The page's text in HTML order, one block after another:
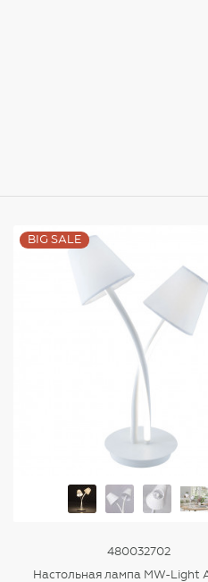
BIG SALE
480032702
Настольная лампа MW-Light